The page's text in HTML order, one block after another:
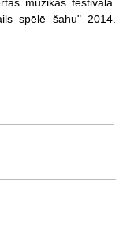
spēlē šahu" 2014.